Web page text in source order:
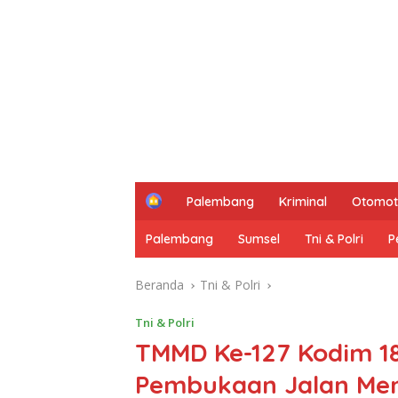
H
m
e
Palembang Kriminal
Palembang Sumsel Tni & Polri
Beranda Tni & Polri
Tni & Polri
TMMD Ke-127 Kodim
Pembukaan Jalan